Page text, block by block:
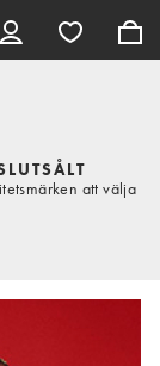
att välja